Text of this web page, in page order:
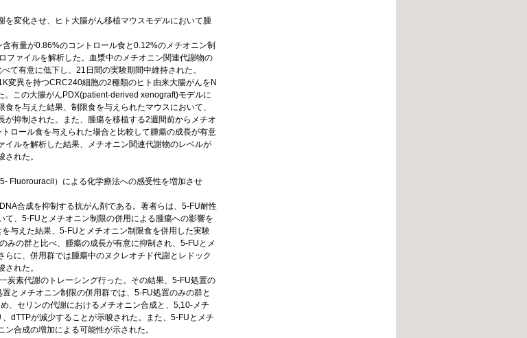
を変化させ、ヒト大腸がん移植マウスモデルにおいて腫
有量が0.86%のコントロール食と0.12%のメチオニン制
ファイルを解析した。血漿中のメチオニン関連代謝物の
て有意に低下し、21日間の実験期間中維持された。
異を持つCRC240細胞の2種類のヒト由来大腸がんをN
この大腸がんPDX(patient-derived xenograft)モデルに
を与えた結果、制限食を与えられたマウスにおいて、
抑制された。また、腫瘍を移植する2週間前からメチオ
ロール食を与えられた場合と比較して腫瘍の成長が有意
ルを解析した結果、メチオニン関連代謝物のレベルが
れた。
Fluorouracil）による化学療法への感受性を増加させ
合成を抑制する抗がん剤である。著者らは、5-FU耐性
、5-FUとメチオニン制限の併用による腫瘍への影響を
与えた結果、5-FUとメチオニン制限食を併用した実験
みの群と比べ、腫瘍の成長が有意に抑制され、5-FUとメ
に、併用群では腫瘍中のヌクレオチド代謝とレドック
れた。
素代謝のトレーシング行った。その結果、5-FU処置の
とメチオニン制限の併用群では、5-FU処置のみの群と
、セリンの代謝におけるメチオニン合成と、5,10-メチ
dTTPが減少することが示唆された。また、5-FUとメチ
合成の増加による可能性が示された。